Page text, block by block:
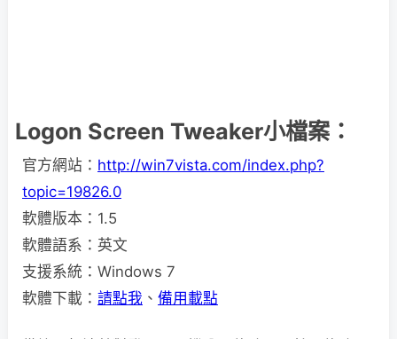
Logon Screen Tweaker小檔案：
官方網站： http://win7vista.com/index.php?
topic=19826.0
軟體版本：1.5
軟體語系：英文
支援系統：Windows 7
軟體下載： 請點我 、 備用載點